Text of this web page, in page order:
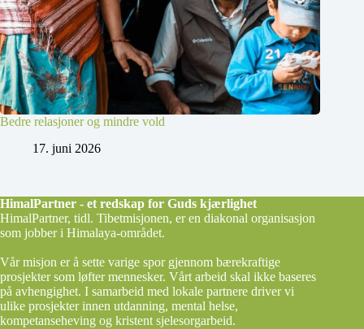
Bedre relasjoner og mindre vold
17. juni 2026
HimalPartner - et redskap for Guds kjærlighet
HimalPartner, tidl. Tibetmisjonen, er en diakonal organisasjon
som jobber i Himalaya-området.
Vår misjon er å sette varige spor gjennom bærekraftige
prosjekter som løfter mennesker. Vårt arbeid skal ikke baseres
på avhengighet. I samarbeid med lokale partnere driver vi
ulike prosjekter innen utdanning, mental helse,
kompetanseheving og kristent sjelesorgarbeid.